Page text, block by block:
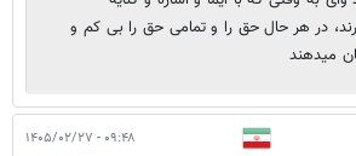
در هر حال حق را و تمامی حق را بی کم و
میدهند
۰۹:۴۸ - ۱۴۰۵/۰۲/۲۷